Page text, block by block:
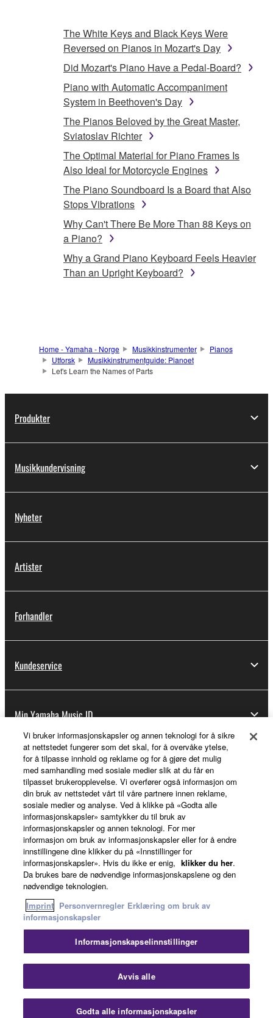
The White Keys and Black Keys Were
Reversed on Pianos in Mozart's Day
Did Mozart's Piano Have a Pedal-Board?
Piano with Automatic Accompaniment
System in Beethoven's Day
The Pianos Beloved by the Great Master,
Sviatoslav Richter
The Optimal Material for Piano Frames Is
Also Ideal for Motorcycle Engines
The Piano Soundboard Is a Board that Also
Stops Vibrations
Why Can't There Be More Than 88 Keys on
a Piano?
Why a Grand Piano Keyboard Feels Heavier
Than an Upright Keyboard?
Home - Yamaha - Norge Musikkinstrumenter
Pianos
Utforsk
Musikkinstrumentguide: Pianoet
Let's Learn the Names of Parts
Produkter
Musikkundervisning
Nyheter
Artister
Forhandler
Kundeservice
Min Yamaha Music ID
Om Yamaha
Norge - Norwegian
Virksomhet
Kontakt ossVilkår for brukPersonvernregler
Erklæring om bruk av informasjonskapslerImprint
© Yamaha Corporation.
Vi bruker informasjonskapsler og annen teknologi for å sikre
at nettstedet fungerer som det skal, for å overvåke ytelse,
for å tilpasse innhold og reklame og for å gjøre det mulig
med samhandling med sosiale medier slik at du får en
tilpasset brukeropplevelse. Vi overfører også informasjon om
din bruk av nettstedet vårt til våre partnere innen reklame,
sosiale medier og analyse. Ved å klikke på «Godta alle
informasjonskapsler» samtykker du til bruk av
informasjonskapsler og annen teknologi. For mer
informasjon om bruk av informasjonskapsler eller for å endre
innstillingene dine klikker du på «Innstillinger for
informasjonskapsler». Hvis du ikke er enig, klikker du her.
Da brukes bare de nødvendige informasjonskapslene og den
nødvendige teknologien.
Imprint Personvernregler Erklæring om bruk av
informasjonskapsler
Informasjonskapselinnstillinger
Avvis alle
Godta alle informasjonskapsler